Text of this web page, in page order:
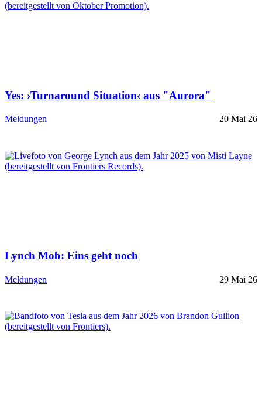
Yes: ›Turnaround Situation‹ aus "Aurora"
Meldungen 20 Mai 26
Lynch Mob: Eins geht noch
Meldungen 29 Mai 26